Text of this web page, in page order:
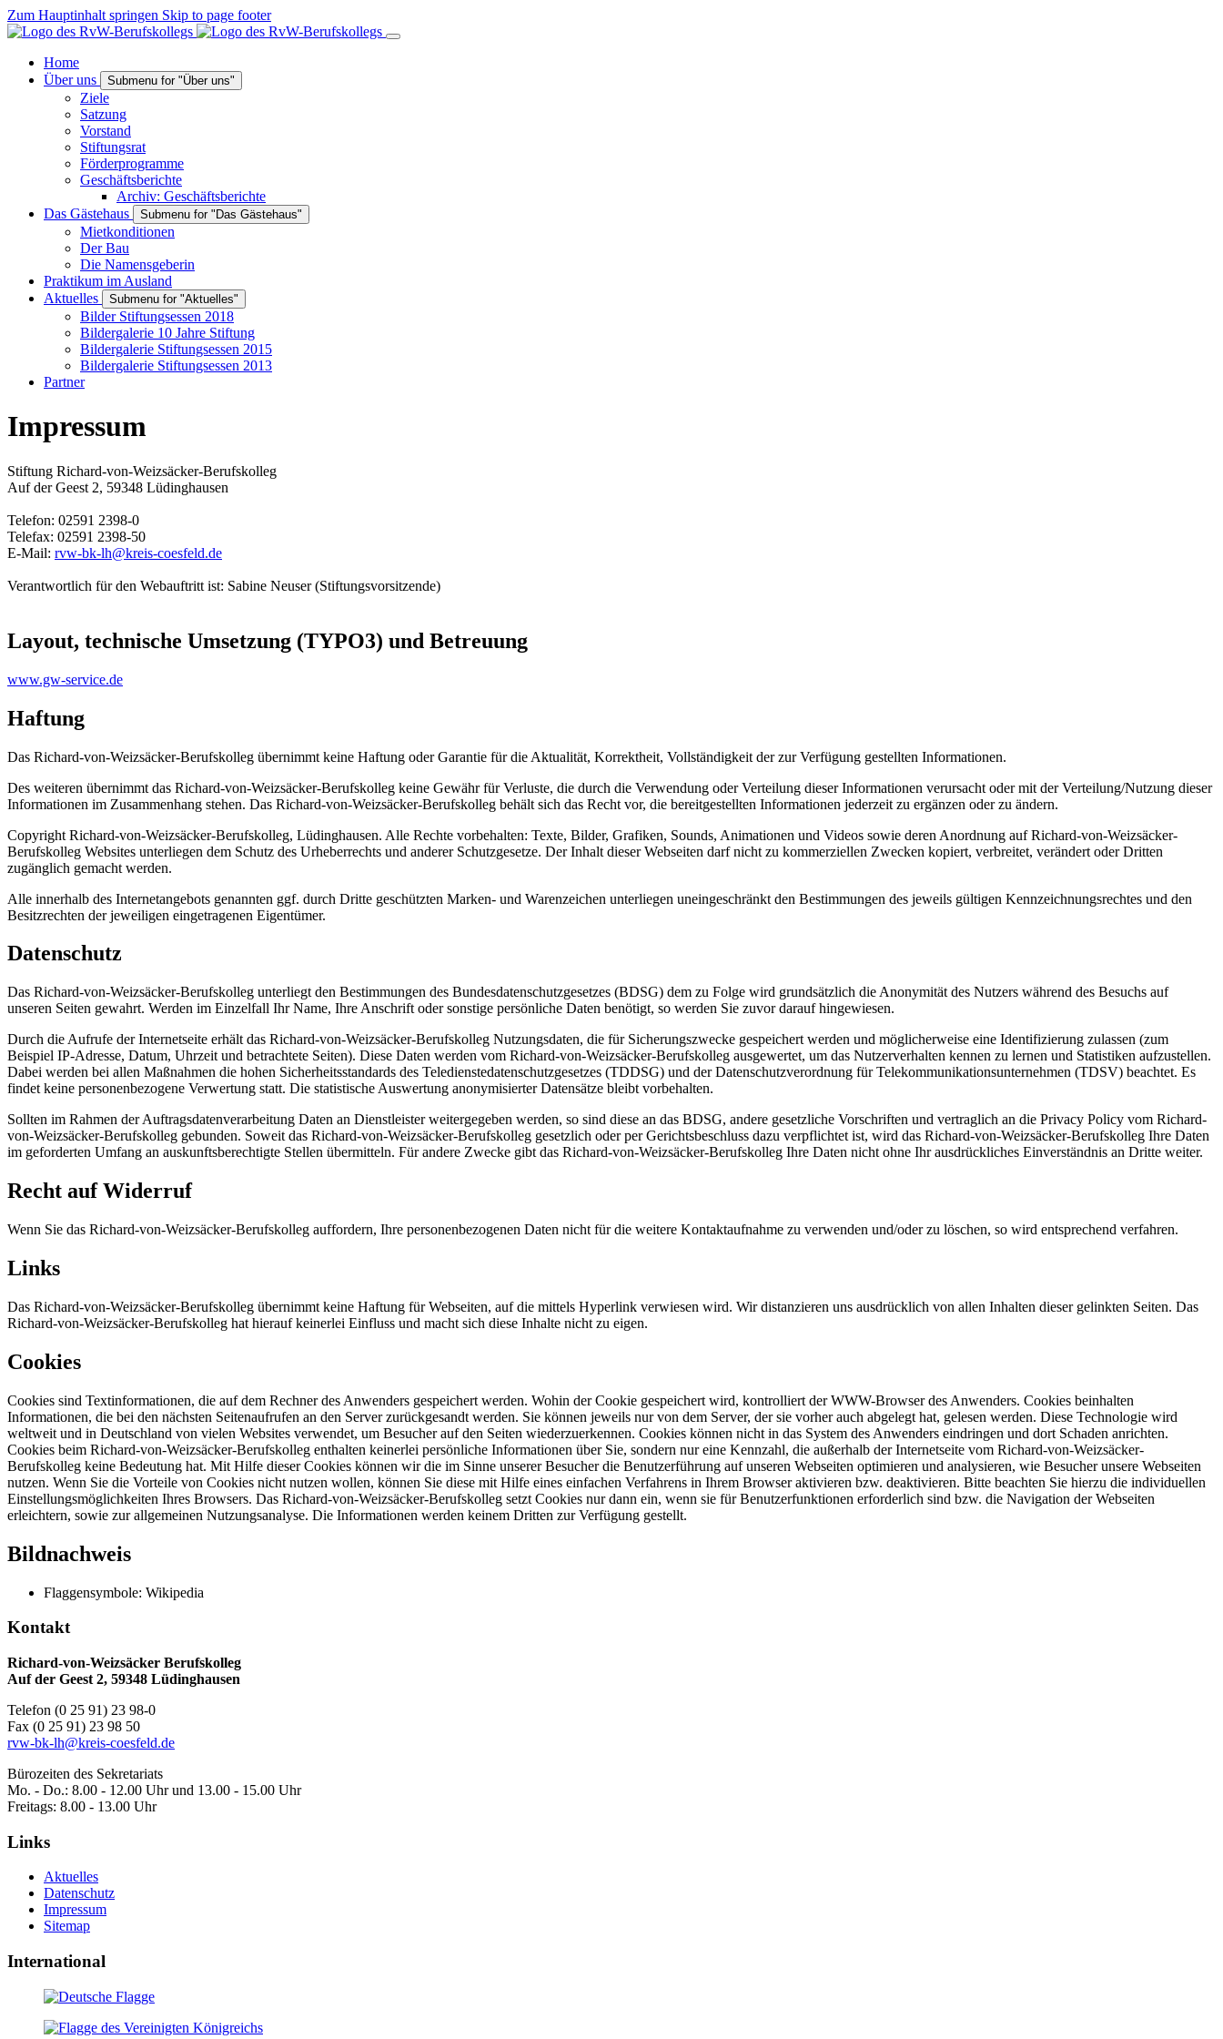
Zum Hauptinhalt springen Skip to page footer
Home
Über uns
Submenu for "Über uns"
Ziele
Satzung
Vorstand
Stiftungsrat
Förderprogramme
Geschäftsberichte
Archiv: Geschäftsberichte
Das Gästehaus
Submenu for "Das Gästehaus"
Mietkonditionen
Der Bau
Die Namensgeberin
Praktikum im Ausland
Aktuelles
Submenu for "Aktuelles"
Bilder Stiftungsessen 2018
Bildergalerie 10 Jahre Stiftung
Bildergalerie Stiftungsessen 2015
Bildergalerie Stiftungsessen 2013
Partner
Impressum
Stiftung Richard-von-Weizsäcker-Berufskolleg
Auf der Geest 2, 59348 Lüdinghausen
Telefon: 02591 2398-0
Telefax: 02591 2398-50
E-Mail: rvw-bk-lh@kreis-coesfeld.de
Verantwortlich für den Webauftritt ist: Sabine Neuser (Stiftungsvorsitzende)
Layout, technische Umsetzung (TYPO3) und Betreuung
www.gw-service.de
Haftung
Das Richard-von-Weizsäcker-Berufskolleg übernimmt keine Haftung oder Garantie für die Aktualität, Korrektheit, Vollständigkeit der zur Verfügung gestellten Informationen.
Des weiteren übernimmt das Richard-von-Weizsäcker-Berufskolleg keine Gewähr für Verluste, die durch die Verwendung oder Verteilung dieser Informationen verursacht oder mit der Verteilung/Nutzung dieser
Informationen im Zusammenhang stehen. Das Richard-von-Weizsäcker-Berufskolleg behält sich das Recht vor, die bereitgestellten Informationen jederzeit zu ergänzen oder zu ändern.
Copyright Richard-von-Weizsäcker-Berufskolleg, Lüdinghausen. Alle Rechte vorbehalten: Texte, Bilder, Grafiken, Sounds, Animationen und Videos sowie deren Anordnung auf Richard-von-Weizsäcker-
Berufskolleg Websites unterliegen dem Schutz des Urheberrechts und anderer Schutzgesetze. Der Inhalt dieser Webseiten darf nicht zu kommerziellen Zwecken kopiert, verbreitet, verändert oder Dritten
zugänglich gemacht werden.
Alle innerhalb des Internetangebots genannten ggf. durch Dritte geschützten Marken- und Warenzeichen unterliegen uneingeschränkt den Bestimmungen des jeweils gültigen Kennzeichnungsrechtes und den
Besitzrechten der jeweiligen eingetragenen Eigentümer.
Datenschutz
Das Richard-von-Weizsäcker-Berufskolleg unterliegt den Bestimmungen des Bundesdatenschutzgesetzes (BDSG) dem zu Folge wird grundsätzlich die Anonymität des Nutzers während des Besuchs auf
unseren Seiten gewahrt. Werden im Einzelfall Ihr Name, Ihre Anschrift oder sonstige persönliche Daten benötigt, so werden Sie zuvor darauf hingewiesen.
Durch die Aufrufe der Internetseite erhält das Richard-von-Weizsäcker-Berufskolleg Nutzungsdaten, die für Sicherungszwecke gespeichert werden und möglicherweise eine Identifizierung zulassen (zum
Beispiel IP-Adresse, Datum, Uhrzeit und betrachtete Seiten). Diese Daten werden vom Richard-von-Weizsäcker-Berufskolleg ausgewertet, um das Nutzerverhalten kennen zu lernen und Statistiken aufzustellen.
Dabei werden bei allen Maßnahmen die hohen Sicherheitsstandards des Teledienstedatenschutzgesetzes (TDDSG) und der Datenschutzverordnung für Telekommunikationsunternehmen (TDSV) beachtet. Es
findet keine personenbezogene Verwertung statt. Die statistische Auswertung anonymisierter Datensätze bleibt vorbehalten.
Sollten im Rahmen der Auftragsdatenverarbeitung Daten an Dienstleister weitergegeben werden, so sind diese an das BDSG, andere gesetzliche Vorschriften und vertraglich an die Privacy Policy vom Richard-
von-Weizsäcker-Berufskolleg gebunden. Soweit das Richard-von-Weizsäcker-Berufskolleg gesetzlich oder per Gerichtsbeschluss dazu verpflichtet ist, wird das Richard-von-Weizsäcker-Berufskolleg Ihre Daten
im geforderten Umfang an auskunftsberechtigte Stellen übermitteln. Für andere Zwecke gibt das Richard-von-Weizsäcker-Berufskolleg Ihre Daten nicht ohne Ihr ausdrückliches Einverständnis an Dritte weiter.
Recht auf Widerruf
Wenn Sie das Richard-von-Weizsäcker-Berufskolleg auffordern, Ihre personenbezogenen Daten nicht für die weitere Kontaktaufnahme zu verwenden und/oder zu löschen, so wird entsprechend verfahren.
Links
Das Richard-von-Weizsäcker-Berufskolleg übernimmt keine Haftung für Webseiten, auf die mittels Hyperlink verwiesen wird. Wir distanzieren uns ausdrücklich von allen Inhalten dieser gelinkten Seiten. Das
Richard-von-Weizsäcker-Berufskolleg hat hierauf keinerlei Einfluss und macht sich diese Inhalte nicht zu eigen.
Cookies
Cookies sind Textinformationen, die auf dem Rechner des Anwenders gespeichert werden. Wohin der Cookie gespeichert wird, kontrolliert der WWW-Browser des Anwenders. Cookies beinhalten
Informationen, die bei den nächsten Seitenaufrufen an den Server zurückgesandt werden. Sie können jeweils nur von dem Server, der sie vorher auch abgelegt hat, gelesen werden. Diese Technologie wird
weltweit und in Deutschland von vielen Websites verwendet, um Besucher auf den Seiten wiederzuerkennen. Cookies können nicht in das System des Anwenders eindringen und dort Schaden anrichten.
Cookies beim Richard-von-Weizsäcker-Berufskolleg enthalten keinerlei persönliche Informationen über Sie, sondern nur eine Kennzahl, die außerhalb der Internetseite vom Richard-von-Weizsäcker-
Berufskolleg keine Bedeutung hat. Mit Hilfe dieser Cookies können wir die im Sinne unserer Besucher die Benutzerführung auf unseren Webseiten optimieren und analysieren, wie Besucher unsere Webseiten
nutzen. Wenn Sie die Vorteile von Cookies nicht nutzen wollen, können Sie diese mit Hilfe eines einfachen Verfahrens in Ihrem Browser aktivieren bzw. deaktivieren. Bitte beachten Sie hierzu die individuellen
Einstellungsmöglichkeiten Ihres Browsers. Das Richard-von-Weizsäcker-Berufskolleg setzt Cookies nur dann ein, wenn sie für Benutzerfunktionen erforderlich sind bzw. die Navigation der Webseiten
erleichtern, sowie zur allgemeinen Nutzungsanalyse. Die Informationen werden keinem Dritten zur Verfügung gestellt.
Bildnachweis
Flaggensymbole: Wikipedia
Kontakt
Richard-von-Weizsäcker Berufskolleg
Auf der Geest 2, 59348 Lüdinghausen
Telefon (0 25 91) 23 98-0
Fax (0 25 91) 23 98 50
rvw-bk-lh@kreis-coesfeld.de
Bürozeiten des Sekretariats
Mo. - Do.: 8.00 - 12.00 Uhr und 13.00 - 15.00 Uhr
Freitags: 8.00 - 13.00 Uhr
Links
Aktuelles
Datenschutz
Impressum
Sitemap
International